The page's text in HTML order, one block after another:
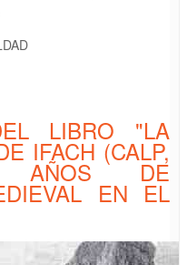
DE LA MUJER “
LIBRO "LA
IFACH (CALP,
AÑOS DE
EN EL